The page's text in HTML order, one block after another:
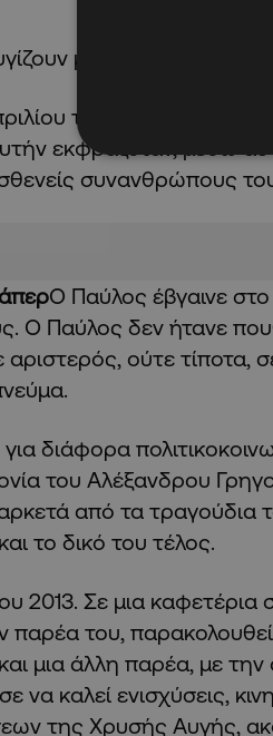
μόνο μέσ’ από την
του 1979 στο
εκφραζόταν, μέσω
συνανθρώπους
Ο Παύλος έβγαινε
Ο Παύλος δεν ήτανε
αριστερός, ούτε τίποτα,
.
για διάφορα
του Αλέξανδρου
από τα τραγούδια
το δικό του τέλος.
2013. Σε μια καφετέρια
παρέα του,
μια άλλη παρέα, με την
να καλεί ενισχύσεις,
της Χρυσής Αυγής,